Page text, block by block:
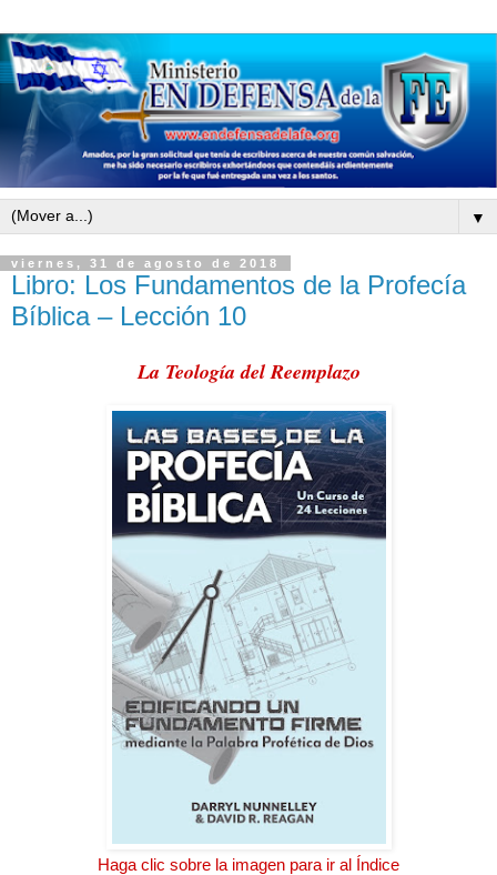
▼
viernes, 31 de agosto de 2018
Libro: Los Fundamentos de la Profecía
Bíblica – Lección 10
La Teología del Reemplazo
Haga clic sobre la imagen para ir al Índice